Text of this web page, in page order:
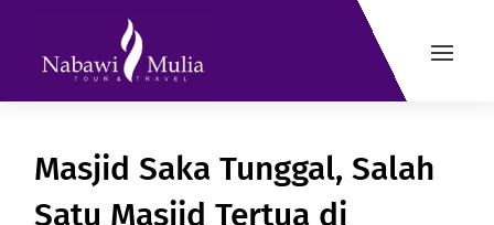
Masjid Saka Tunggal, Salah
Satu Masjid Tertua di